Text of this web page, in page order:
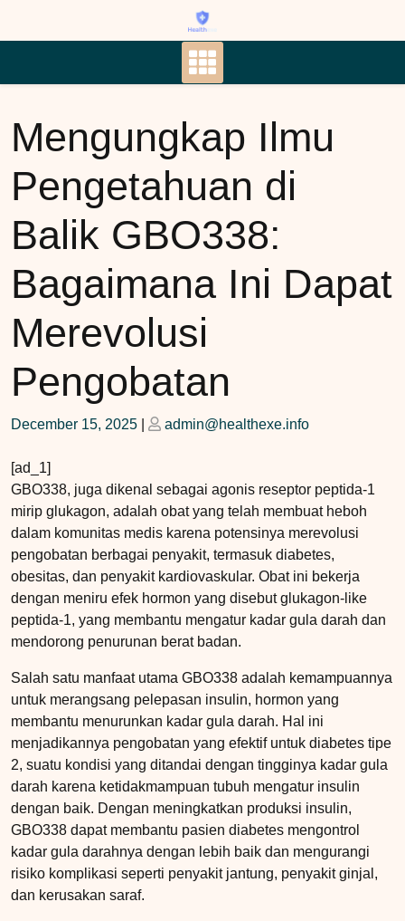
Mengungkap Ilmu
Pengetahuan di
Balik GBO338:
Bagaimana Ini Dapat
Merevolusi
Pengobatan
Posted
December 15, 2025
Posted
admin@healthexe.info
[ad_1]
GBO338, juga dikenal sebagai agonis reseptor peptida-1
mirip glukagon, adalah obat yang telah membuat heboh
dalam komunitas medis karena potensinya merevolusi
pengobatan berbagai penyakit, termasuk diabetes,
obesitas, dan penyakit kardiovaskular. Obat ini bekerja
dengan meniru efek hormon yang disebut glukagon-like
peptida-1, yang membantu mengatur kadar gula darah dan
mendorong penurunan berat badan.
Salah satu manfaat utama GBO338 adalah kemampuannya
untuk merangsang pelepasan insulin, hormon yang
membantu menurunkan kadar gula darah. Hal ini
menjadikannya pengobatan yang efektif untuk diabetes tipe
2, suatu kondisi yang ditandai dengan tingginya kadar gula
darah karena ketidakmampuan tubuh mengatur insulin
dengan baik. Dengan meningkatkan produksi insulin,
GBO338 dapat membantu pasien diabetes mengontrol
kadar gula darahnya dengan lebih baik dan mengurangi
risiko komplikasi seperti penyakit jantung, penyakit ginjal,
dan kerusakan saraf.